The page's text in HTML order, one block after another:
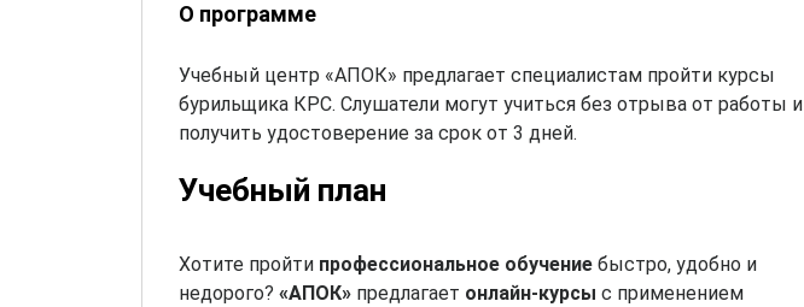
О программе
Учебный центр «АПОК» предлагает специалистам пройти курсы
бурильщика КРС. Слушатели могут учиться без отрыва от работы и
получить удостоверение за срок от 3 дней.
Учебный план
Хотите пройти профессиональное обучение быстро, удобно и
недорого? «АПОК» предлагает онлайн-курсы с применением